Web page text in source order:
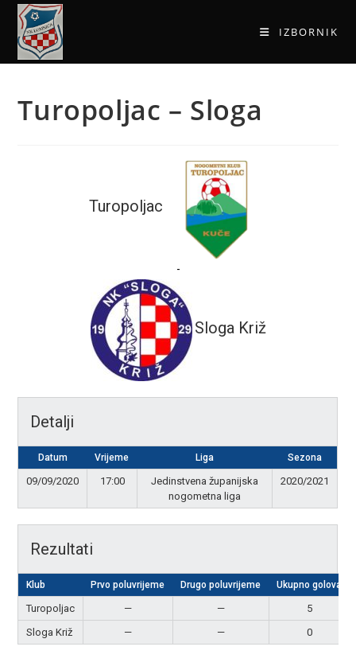
IZBORNIK
Turopoljac – Sloga
Turopoljac
-
Sloga Križ
Detalji
Datum Vrijeme Liga Sezona
09/09/2020 17:00
Jedinstvena županijska
nogometna liga
2020/2021
Rezultati
Klub Prvo poluvrijeme Drugo poluvrijeme Ukupno golova
Turopoljac — —
5
Sloga Križ
— — 0